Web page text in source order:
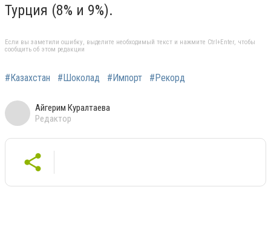
Турция (8% и 9%).
Если вы заметили ошибку, выделите необходимый текст и нажмите Ctrl+Enter, чтобы
сообщить об этом редакции
#Казахстан #Шоколад #Импорт #Рекорд
Айгерим Куралтаева
Редактор